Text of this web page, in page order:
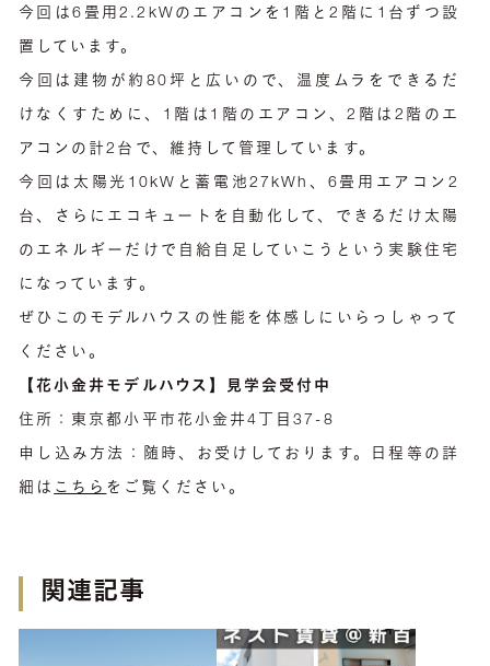
今回は6畳用2.2kWのエアコンを1階と2階に1台ずつ設
置しています。
今回は建物が約80坪と広いので、温度ムラをできるだ
けなくすために、1階は1階のエアコン、2階は2階のエ
アコンの計2台で、維持して管理しています。
今回は太陽光10kWと蓄電池27kWh、6畳用エアコン2
台、さらにエコキュートを自動化して、できるだけ太陽
のエネルギーだけで自給自足していこうという実験住宅
になっています。
ぜひこのモデルハウスの性能を体感しにいらっしゃって
ください。
【花小金井モデルハウス】見学会受付中
住所：東京都小平市花小金井4丁目37-8
申し込み方法：随時、お受けしております。日程等の詳
細は こちら をご覧ください。
関連記事